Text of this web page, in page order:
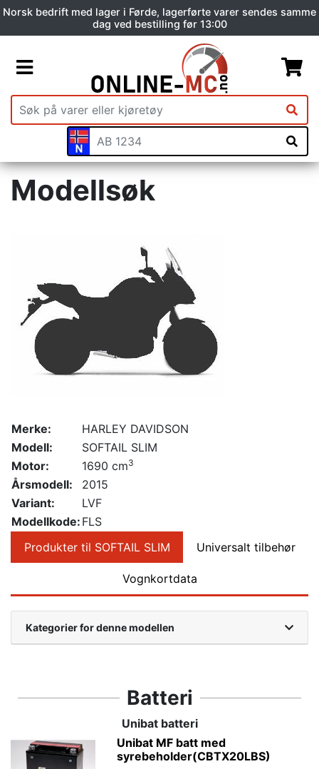
Norsk bedrift med lager i Førde, lagerførte varer sendes samme
dag ved bestilling før 13:00
Modellsøk
Merke:
HARLEY DAVIDSON
Modell:
SOFTAIL SLIM
Motor:
1690 cm3
Årsmodell:
2015
Variant:
LVF
Modellkode: FLS
Produkter til SOFTAIL SLIM
Universalt tilbehør
Vognkortdata
Kategorier for denne modellen
Batteri
Unibat batteri
Unibat MF batt med
syrebeholder(CBTX20LBS)